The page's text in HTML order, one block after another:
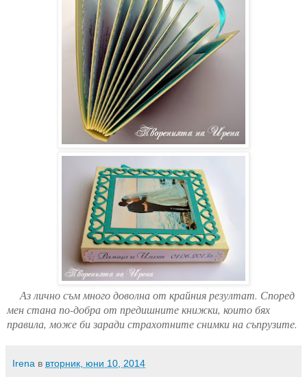
Аз лично съм много доволна от крайния резултат. Според
мен стана по-добра от предишните книжки, които бях
правила, може би заради страхотните снимки на съпрузите.
Irena в вторник, юни 10, 2014